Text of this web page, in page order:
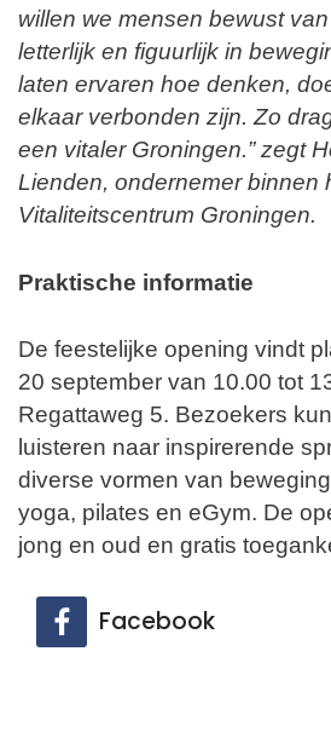
willen we mensen bewust
letterlijk en figuurlijk in
laten ervaren hoe denken,
elkaar verbonden zijn. Zo
een vitaler Groningen.” zegt
Lienden, ondernemer binnen
Vitaliteitscentrum Groningen.
Praktische informatie
De feestelijke opening vindt
20 september van 10.00 tot
Regattaweg 5. Bezoekers
luisteren naar inspirerende
diverse vormen van
yoga, pilates en eGym. De
jong en oud en gratis
Facebook